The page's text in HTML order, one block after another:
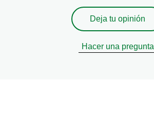
Deja tu opinión
Hacer una pregunta